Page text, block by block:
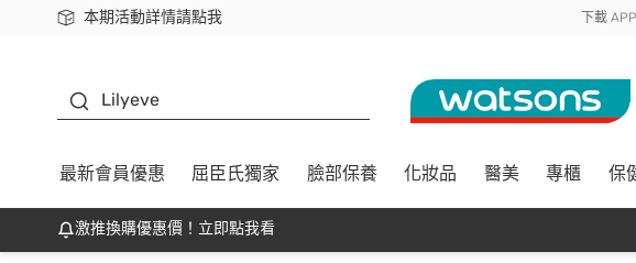
本期活動詳情請點我
下載app最高回饋$350 下載 APP
Lilyeve
最新會員優惠 屈臣氏獨家 臉部保養 化妝品 醫美 專櫃 保
激推換購優惠價！立即點我看